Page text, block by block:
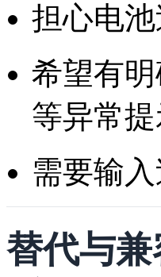
担心电
希望有
等异常
需要输
替代与